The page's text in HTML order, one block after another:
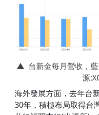
▲ 台新金每月營收，
源
海外發展方面，去年台
30年，積極布局取得台